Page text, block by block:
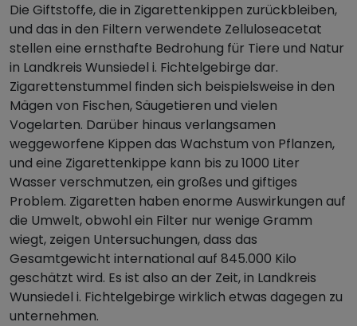
Die Giftstoffe, die in Zigarettenkippen zurückbleiben,
und das in den Filtern verwendete Zelluloseacetat
stellen eine ernsthafte Bedrohung für Tiere und Natur
in Landkreis Wunsiedel i. Fichtelgebirge dar.
Zigarettenstummel finden sich beispielsweise in den
Mägen von Fischen, Säugetieren und vielen
Vogelarten. Darüber hinaus verlangsamen
weggeworfene Kippen das Wachstum von Pflanzen,
und eine Zigarettenkippe kann bis zu 1000 Liter
Wasser verschmutzen, ein großes und giftiges
Problem. Zigaretten haben enorme Auswirkungen auf
die Umwelt, obwohl ein Filter nur wenige Gramm
wiegt, zeigen Untersuchungen, dass das
Gesamtgewicht international auf 845.000 Kilo
geschätzt wird. Es ist also an der Zeit, in Landkreis
Wunsiedel i. Fichtelgebirge wirklich etwas dagegen zu
unternehmen.